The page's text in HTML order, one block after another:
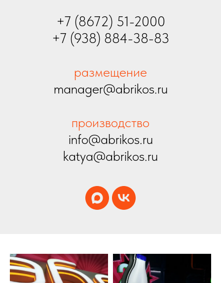
+7 (8672) 51-2000
+7 (938) 884-38-83
размещение
manager@abrikos.ru
производство
info@abrikos.ru
katya@abrikos.ru